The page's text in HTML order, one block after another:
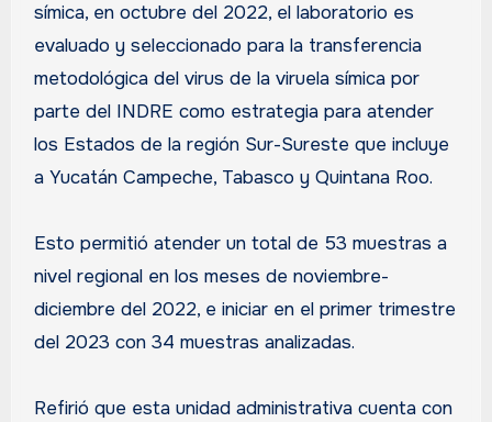
símica, en octubre del 2022, el laboratorio es
evaluado y seleccionado para la transferencia
metodológica del virus de la viruela símica por
parte del INDRE como estrategia para atender
los Estados de la región Sur-Sureste que incluye
a Yucatán Campeche, Tabasco y Quintana Roo.
Esto permitió atender un total de 53 muestras a
nivel regional en los meses de noviembre-
diciembre del 2022, e iniciar en el primer trimestre
del 2023 con 34 muestras analizadas.
Refirió que esta unidad administrativa cuenta con